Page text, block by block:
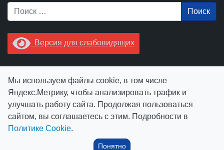
Поиск
Версия для слабовидящих
Ctrl+Enter.
© АУ "ЮграМегаСпорт" 2026
Мы используем файлы cookie, в том числе
Яндекс.Метрику, чтобы анализировать трафик и
улучшать работу сайта. Продолжая пользоваться
сайтом, вы соглашаетесь с этим. Подробности в
Политике Cookie.
Понятно